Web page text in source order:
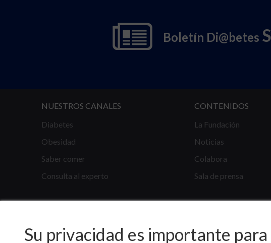
Su privacidad es importante
Boletín Di@betes
NUESTROS CANALES
Diabetes
Obesidad
Saber comer
Consulta al experto
CONTENIDOS
La Fundación
Noticias
Colabora
Sala de prensa